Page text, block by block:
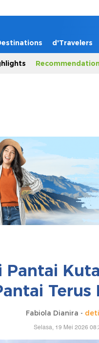
d'Travelers
Pantai
Terus
Fabiola Dianira -
Selasa, 19 Mei 2026